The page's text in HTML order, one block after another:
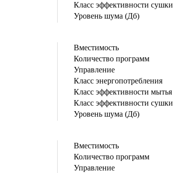
Класс эффективности сушки
Уровень шума (Дб)
Вместимость
Количество программ
Управление
Класс энергопотребления
Класс эффективности мытья
Класс эффективности сушки
Уровень шума (Дб)
Вместимость
Количество программ
Управление